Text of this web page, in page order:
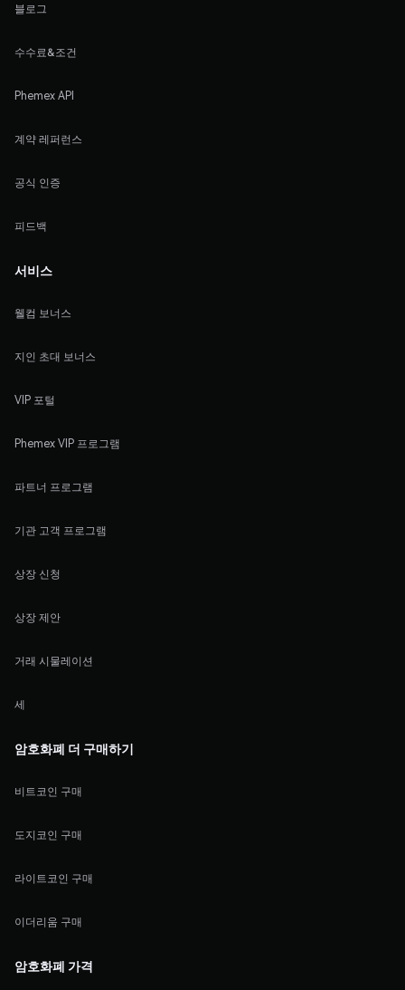
블로그
수수료&조건
Phemex API
계약 레퍼런스
공식 인증
피드백
서비스
웰컴 보너스
지인 초대 보너스
VIP 포털
Phemex VIP 프로그램
파트너 프로그램
기관 고객 프로그램
상장 신청
상장 제안
거래 시물레이션
세
암호화폐 더 구매하기
비트코인 구매
도지코인 구매
라이트코인 구매
이더리움 구매
암호화폐 가격